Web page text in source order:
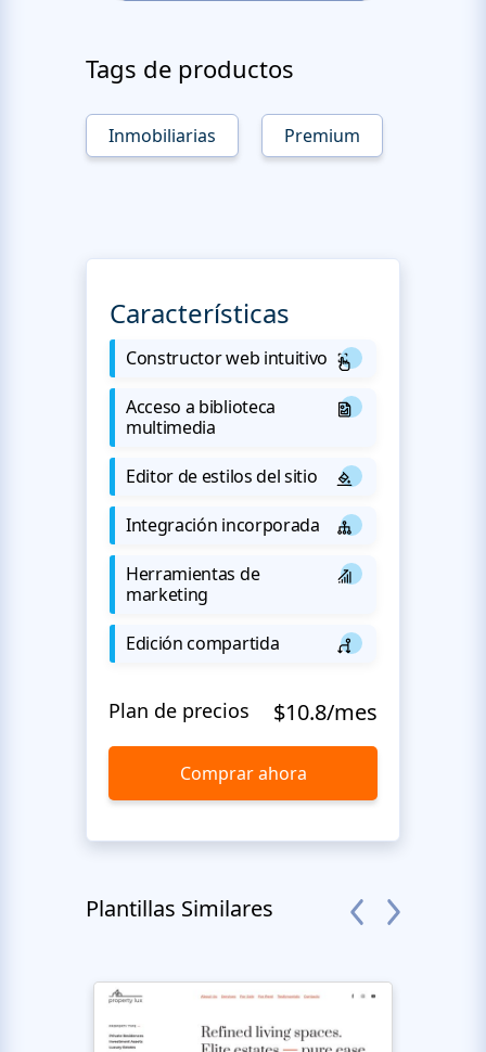
Tags de productos
Inmobiliarias Premium
Características
Constructor web intuitivo
Acceso a biblioteca
multimedia
Editor de estilos del sitio
Integración incorporada
Herramientas de
marketing
Edición compartida
Plan de precios $10.8/mes
Comprar ahora
Plantillas Similares